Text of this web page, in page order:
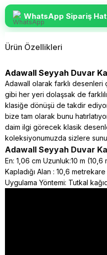
WhatsApp Sipariş
Ürün Özellikleri
Adawall Seyyah Duvar
Adawall olarak farklı
gibi her yeri dolaşsak de
klasiğe dönüşü de takdir
bize tam olarak bunu
daim ilgi görecek klasik
koleksiyonumuzda sizlere
Adawall Seyyah Duvar
En: 1,06 cm Uzunluk:10 m (10,6
Kapladığı Alan : 10,6
Uygulama Yöntemi: Tutkal